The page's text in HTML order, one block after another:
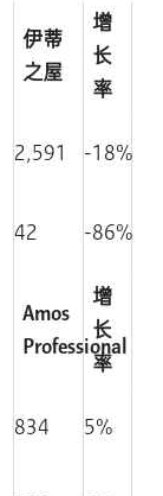
伊蒂
之屋
增
长
率
2,591 -18%
42 -86%
Amos
Professional
增
长
率
834 5%